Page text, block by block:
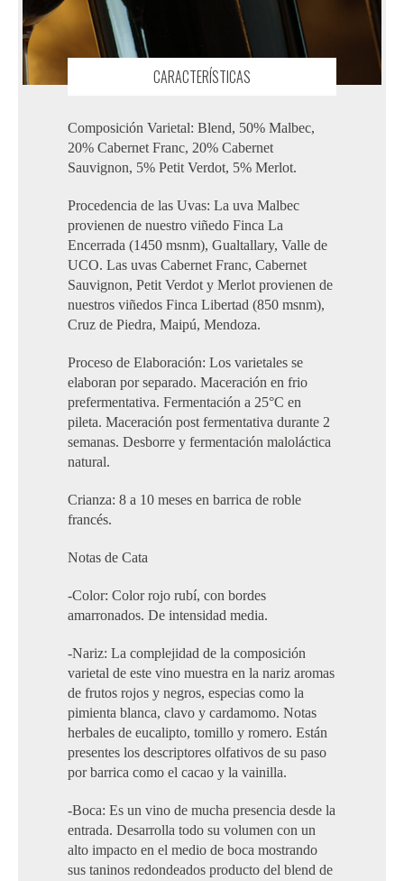
CARACTERÍSTICAS
Composición Varietal: Blend, 50% Malbec,
20% Cabernet Franc, 20% Cabernet
Sauvignon, 5% Petit Verdot, 5% Merlot.
Procedencia de las Uvas: La uva Malbec
provienen de nuestro viñedo Finca La
Encerrada (1450 msnm), Gualtallary, Valle de
UCO. Las uvas Cabernet Franc, Cabernet
Sauvignon, Petit Verdot y Merlot provienen de
nuestros viñedos Finca Libertad (850 msnm),
Cruz de Piedra, Maipú, Mendoza.
Proceso de Elaboración: Los varietales se
elaboran por separado. Maceración en frio
prefermentativa. Fermentación a 25°C en
pileta. Maceración post fermentativa durante 2
semanas. Desborre y fermentación maloláctica
natural.
Crianza: 8 a 10 meses en barrica de roble
francés.
Notas de Cata
-Color: Color rojo rubí, con bordes
amarronados. De intensidad media.
-Nariz: La complejidad de la composición
varietal de este vino muestra en la nariz aromas
de frutos rojos y negros, especias como la
pimienta blanca, clavo y cardamomo. Notas
herbales de eucalipto, tomillo y romero. Están
presentes los descriptores olfativos de su paso
por barrica como el cacao y la vainilla.
-Boca: Es un vino de mucha presencia desde la
entrada. Desarrolla todo su volumen con un
alto impacto en el medio de boca mostrando
sus taninos redondeados producto del blend de